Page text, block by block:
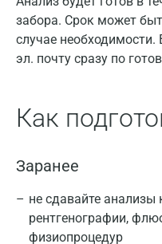
забора. Срок может
случае необходимости.
эл. почту сразу по
Как
Заранее
не сдавайте анализы
рентгенографии,
физиопроцедур